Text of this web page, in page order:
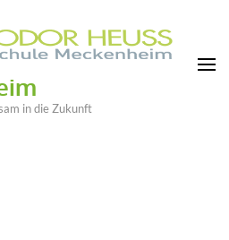
in die Zukunft